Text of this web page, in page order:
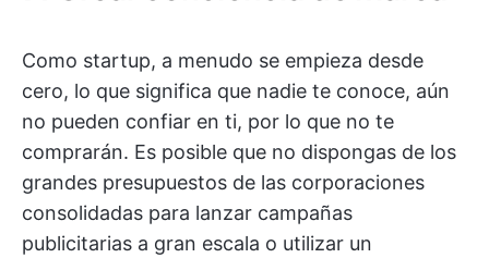
Como startup, a menudo se empieza desde
cero, lo que significa que nadie te conoce, aún
no pueden confiar en ti, por lo que no te
comprarán. Es posible que no dispongas de los
grandes presupuestos de las corporaciones
consolidadas para lanzar campañas
publicitarias a gran escala o utilizar un